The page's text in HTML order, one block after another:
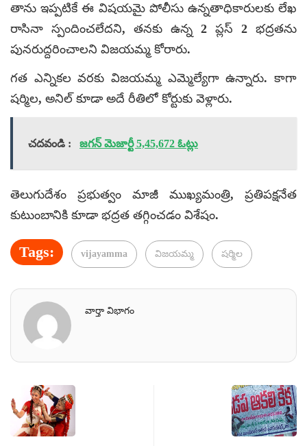
తాను ఇప్పటికే ఈ విషయమై పోలీసు ఉన్నతాధికారులకు లేఖ
రాసినా స్పందించలేదని, తనకు ఉన్న 2 ప్లస్ 2 భద్రతను
పునరుద్దరించాలని విజయమ్మ కోరారు.
గత ఎన్నికల వరకు విజయమ్మ ఎమ్మెల్యేగా ఉన్నారు. కాగా
షర్మిల, అనిల్ కూడా అదే రీతిలో కోర్టుకు వెళ్లారు.
చదవండి : జగన్ మెజార్టీ 5,45,672 ఓట్లు
తెలుగుదేశం ప్రభుత్వం మాజీ ముఖ్యమంత్రి, ప్రతిపక్షనేత
కుటుంబానికి కూడా భద్రత తగ్గించడం విశేషం.
Tags: vijayamma విజయమ్మ షర్మిల
వార్తా విభాగం